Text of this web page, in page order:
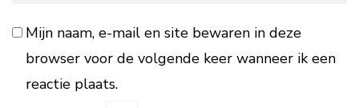
Mijn naam, e-mail en site bewaren in deze
browser voor de volgende keer wanneer ik een
reactie plaats.